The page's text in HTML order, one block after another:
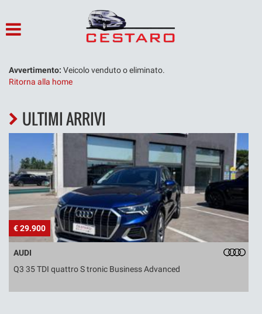
ACQUISTIAMO USATO
ASSISTENZA
SERVIZI
CONTATTI
NOLEGGIO
OFFICINA
NOLEGGIO A BREVE E LUNGO
Avvertimento: Veicolo venduto o eliminato.
Ritorna alla home
ULTIMI ARRIVI
S tronic Business Advanced